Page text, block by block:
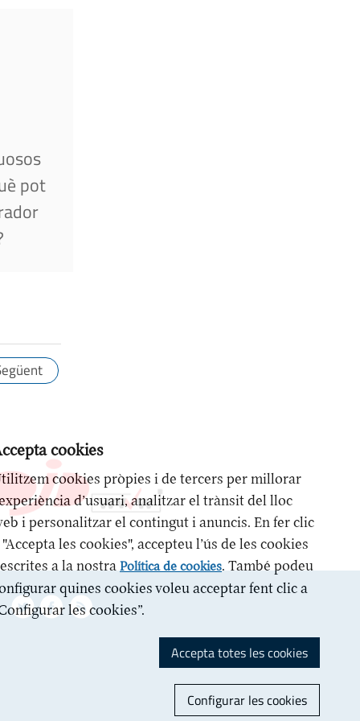
pot
cookies
cookies pròpies i de tercers per millorar
d’usuari, analitzar el trànsit del lloc
i personalitzar el contingut i anuncis. En fer clic
les cookies", accepteu l’ús de les cookies
a la nostraPolítica de cookies. També podeu
quines cookies voleu acceptar fent clic a
les cookies”.
Accepta totes les cookies
Configurar les cookies